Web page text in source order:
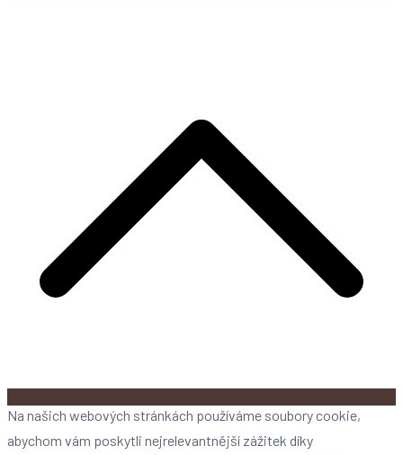
Na našich webových stránkách používáme soubory cookie,
abychom vám poskytli nejrelevantnější zážitek díky